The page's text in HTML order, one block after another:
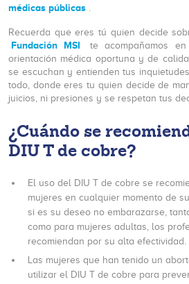
médicas públicas .
Recuerda que eres tú quien decide
Fundación MSI
te acompañamos
orientación médica oportuna y de
se escuchan y entienden tus
todo, donde eres tu quien decide de
juicios, ni presiones y se respetan tus
¿Cuándo se
DIU T de cobre?
El uso del DIU T de cobre se
mujeres en cualquier momento de
si es su deseo no embarazarse,
como para mujeres adultas, los
recomiendan por su alta efectividad.
Las mujeres que han tenido un
utilizar el DIU T de cobre para